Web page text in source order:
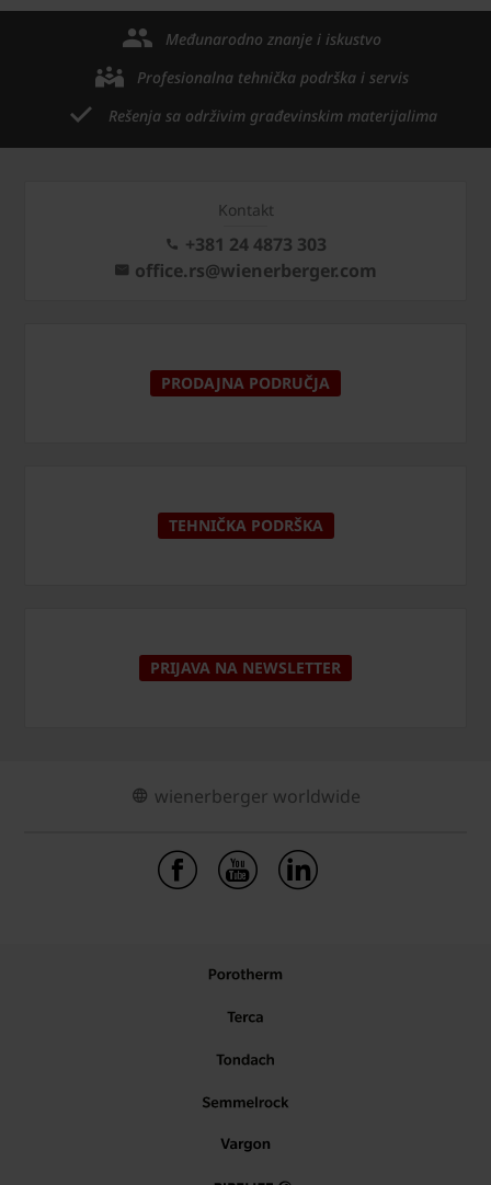
Međunarodno znanje i iskustvo
Profesionalna tehnička podrška i servis
Rešenja sa održivim građevinskim materijalima
Kontakt
+381 24 4873 303
office.rs@wienerberger.com
PRODAJNA PODRUČJA
TEHNIČKA PODRŠKA
PRIJAVA NA NEWSLETTER
wienerberger worldwide